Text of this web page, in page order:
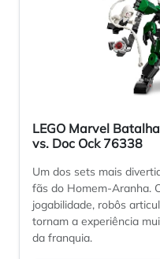
LEGO Marvel
vs. Doc Ock 76338
Um dos sets mais
fãs do Homem-Aranha.
jogabilidade, robôs
tornam a experiência
da franquia.